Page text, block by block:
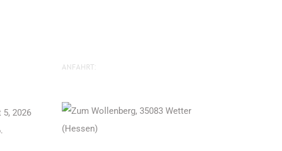
5, 2026
ANFAHRT: